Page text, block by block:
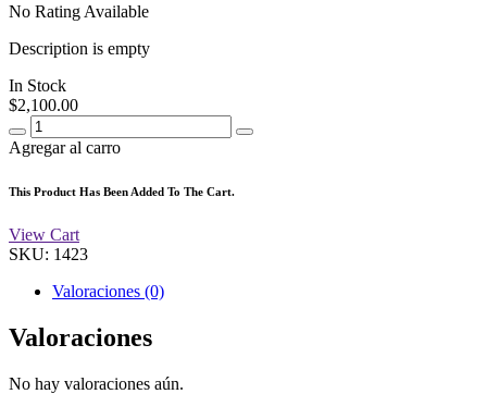
No Rating Available
Description is empty
In Stock
$2,100.00
Agregar al carro
This Product Has Been Added To The Cart.
View Cart
SKU: 1423
Valoraciones (0)
Valoraciones
No hay valoraciones aún.